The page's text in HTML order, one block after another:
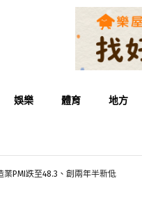
娛樂 體育 地方
業PMI跌至48.3、創兩年半新低